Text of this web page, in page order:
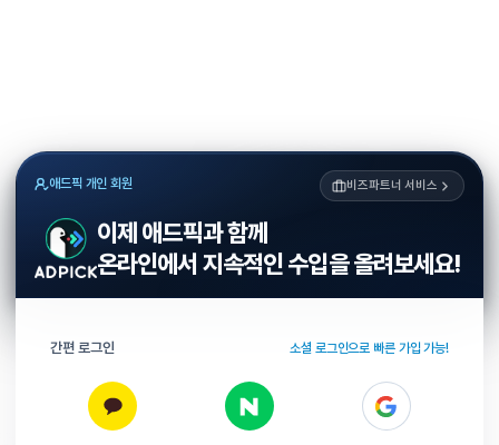
애드픽 개인 회원 비즈파트너 서비스
이제 애드픽과 함께
온라인에서 지속적인 수입을 올려보세요!
간편 로그인 소셜 로그인으로 빠른 가입 가능!